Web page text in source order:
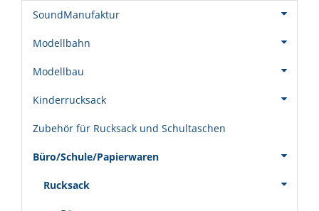
SoundManufaktur
Modellbahn
Modellbau
Kinderrucksack
Zubehör für Rucksack und Schultaschen
Büro/Schule/Papierwaren
Rucksack